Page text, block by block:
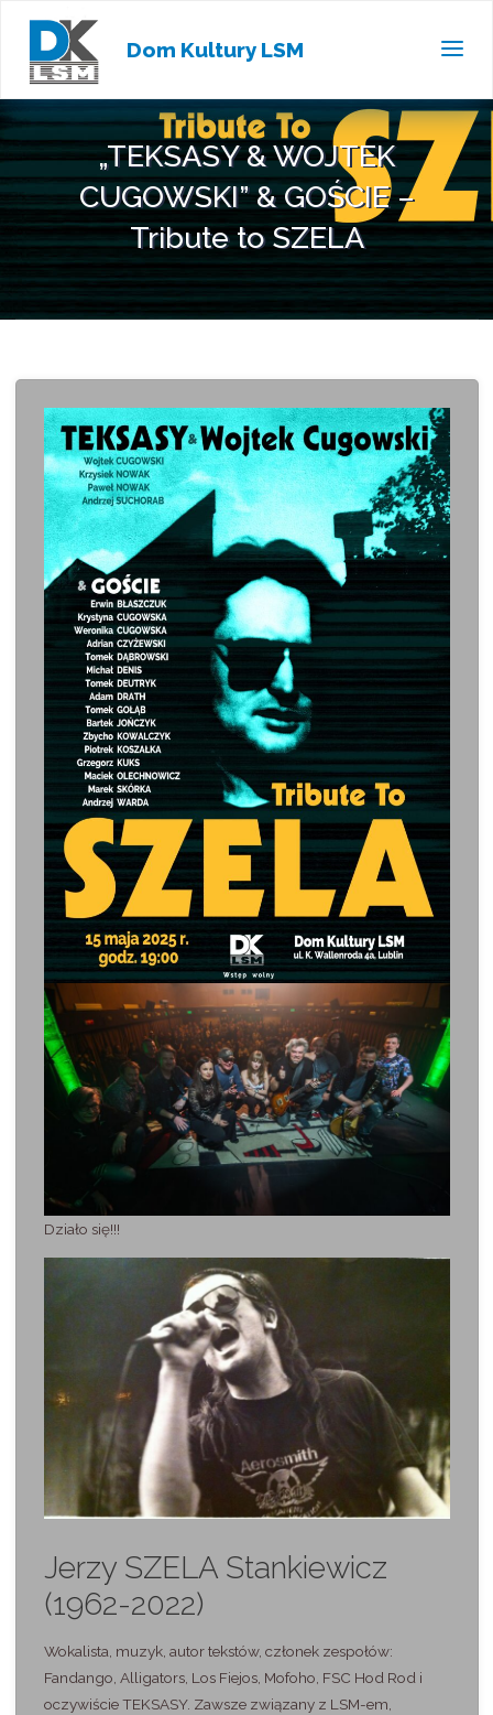
Dom Kultury LSM
„TEKSASY & WOJTEK
CUGOWSKI” & GOŚCIE –
Tribute to SZELA
Działo się!!!
Jerzy SZELA Stankiewicz
(1962-2022)
Wokalista, muzyk, autor tekstów, członek zespołów:
Fandango, Alligators, Los Fiejos, Mofoho, FSC Hod Rod i
oczywiście TEKSASY. Zawsze związany z LSM-em,